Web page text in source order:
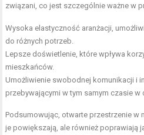
związani, co jest szczególnie ważne w
Wysoka elastyczność aranżacji,
do różnych potrzeb.
Lepsze doświetlenie, które wpływa
mieszkańców.
Umożliwienie swobodnej komunikacji i
przebywającymi w tym samym czasie w
Podsumowując, otwarte przestrzenie w
je powiększają, ale również poprawiają